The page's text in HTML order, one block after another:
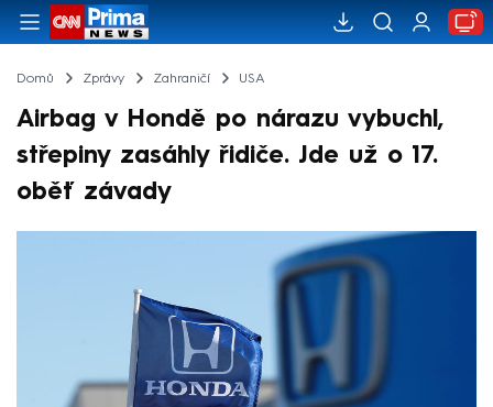
Domů Zprávy Zahraničí USA
Airbag v Hondě po nárazu vybuchl,
střepiny zasáhly řidiče. Jde už o 17.
oběť závady